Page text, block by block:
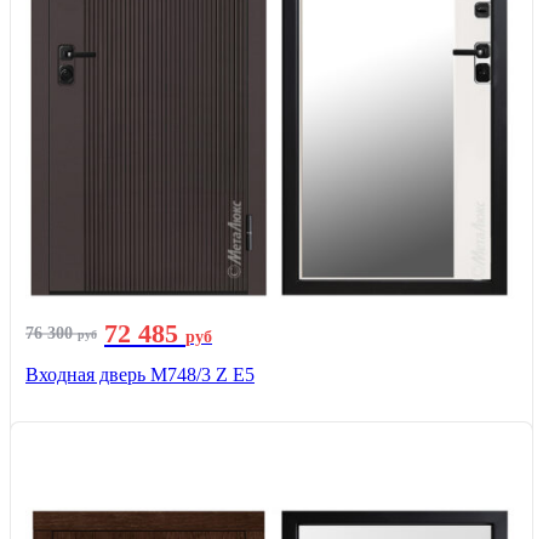
76 300руб 72 485 руб
Входная дверь М748/3 Z Е5